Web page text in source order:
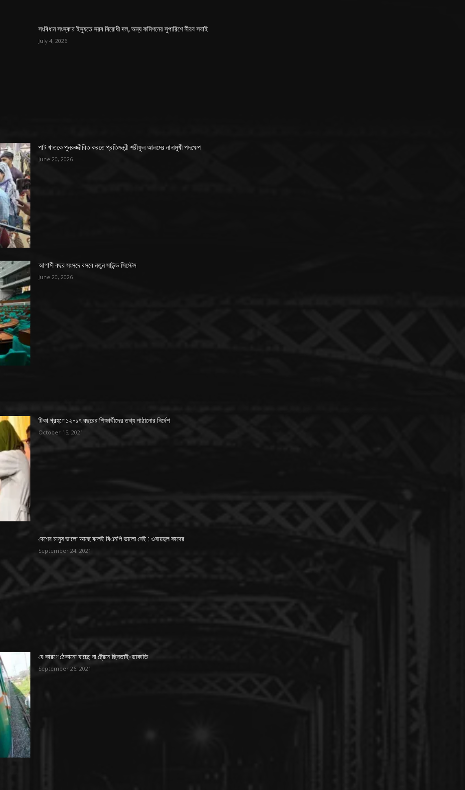
সংবিধান সংস্কার ইস্যুতে সরব বিরোধী দল, অন্য কমিশনের সুপারিশে নীরব সবাই
July 4, 2026
পাট খাতকে পুনরুজ্জীবিত করতে প্রতিমন্ত্রী শরীফুল আলমের নানামুখী পদক্ষেপ
June 20, 2026
আগামী বছর সংসদে বসবে নতুন সাউন্ড সিস্টেম
June 20, 2026
টিকা গ্রহণে ১২-১৭ বছরের শিক্ষার্থীদের তথ্য পাঠানোর নির্দেশ
October 15, 2021
দেশের মানুষ ভালো আছে বলেই বিএনপি ভালো নেই : ওবায়দুল কাদের
September 24, 2021
যে কারণে ঠেকানো যাচ্ছে না ট্রেনে ছিনতাই-ডাকাতি
September 26, 2021